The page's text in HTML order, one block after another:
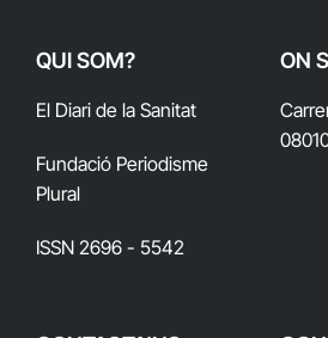
QUI SOM?
El Diari de la Sanitat
Fundació Periodisme
Plural
ISSN 2696 - 5542
ON